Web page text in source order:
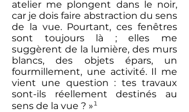
atelier me plongent dans le noir,
car je dois faire abstraction du sens
de la vue. Pourtant, ces fenêtres
sont toujours là ; elles me
suggèrent de la lumière, des murs
blancs, des objets épars, un
fourmillement, une activité. Il me
vient une question : tes travaux
sont-ils réellement destinés au
sens de la vue ? »¹